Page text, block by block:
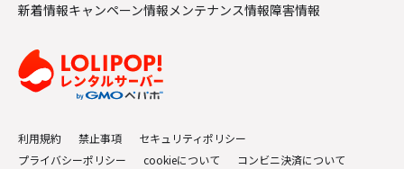
新着情報キャンペーン情報メンテナンス情報障害情報
利用規約 禁止事項
セキュリティポリシー
プライバシーポリシー
cookieについて コンビニ決済について